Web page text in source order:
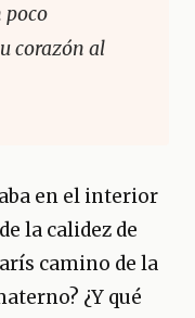
poco
corazón al
en el interior
la calidez de
camino de la
¿Y qué